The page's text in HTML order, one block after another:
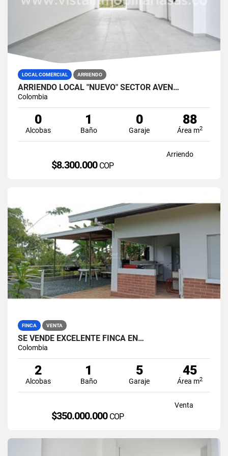
LOCAL COMERCIAL ARRIENDO
ARRIENDO LOCAL "NUEVO" SECTOR AVEN…
Colombia
0
Alcobas
1
Baño
0
Garaje
88
Área m2
Arriendo
$8.300.000 COP
FINCA VENTA
SE VENDE EXCELENTE FINCA EN…
Colombia
2
Alcobas
1
Baño
5
Garaje
45
Área m2
Venta
$350.000.000 COP